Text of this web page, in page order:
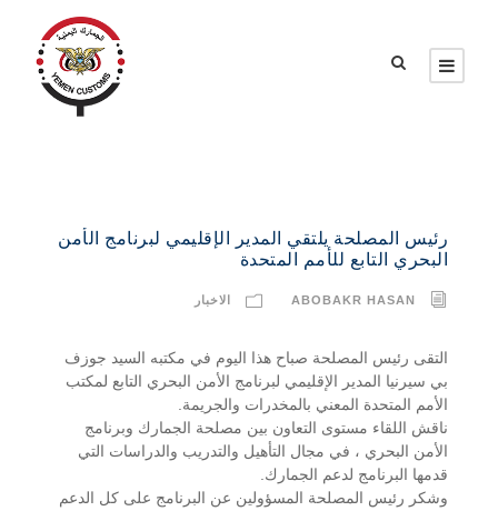
رئيس المصلحة يلتقي المدير الإقليمي لبرنامج الأمن
البحري التابع للأمم المتحدة
ABOBAKR HASAN الاخبار
التقى رئيس المصلحة صباح هذا اليوم في مكتبه السيد جوزف
بي سيرنيا المدير الإقليمي لبرنامج الأمن البحري التابع لمكتب
الأمم المتحدة المعني بالمخدرات والجريمة.
ناقش اللقاء مستوى التعاون بين مصلحة الجمارك وبرنامج
الأمن البحري ، في مجال التأهيل والتدريب والدراسات التي
قدمها البرنامج لدعم الجمارك.
وشكر رئيس المصلحة المسؤولين عن البرنامج على كل الدعم